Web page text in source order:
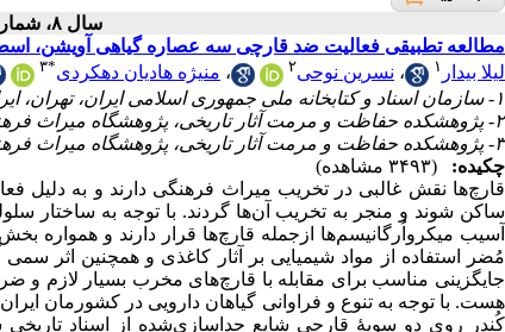
سال ۸، شماره ۲ - ( ۱۴۰۱ )
مطالعه تطبیقی فعالیت ضد قارچی سه عصاره گیاهی آویشن،
لیلا بیدار ۱ ، نسرین نوحی۲ ، منیژه هادیان دهکردی*۳
۱- سازمان اسناد و کتابخانه ملی جمهوری اسلامی ایران، تهران، ایران
۲- پژوهشکده حفاظت و مرمت آثار تاریخی، پژوهشگاه میراث فرهنگی و گردشگری، تهران، ایران
۳- پژوهشکده حفاظت و مرمت آثار تاریخی، پژوهشگاه میراث فرهنگی و گردشگری، تهران، ایران ،
چکیده:
(۳۴۹۳ مشاهده)
قارچ‌ها نقش غالبی در تخریب میراث فرهنگی دارند و به دلیل
ساکن شوند و منجر به تخریب آن‌ها گردند. با توجه به ساختار
آسیب میکرواُرگانیسم‌ها ازجمله قارچ‌ها قرار دارند و همواره
مُضر استفاده از مواد شیمیایی بر آثار کاغذی و همچنین اثر
جایگزینی مناسب برای مقابله با قارچ‌های مخرب بسیار لازم و
هست. با توجه به تنوع و فراوانی گیاهان دارویی در کشورمان
کُندر روی دو سویۀ قارچی شایع جداسازی‌شده از اسناد تاریخی